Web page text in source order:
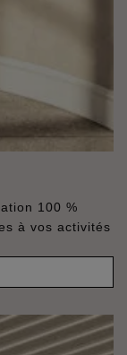
100 %
à vos activités